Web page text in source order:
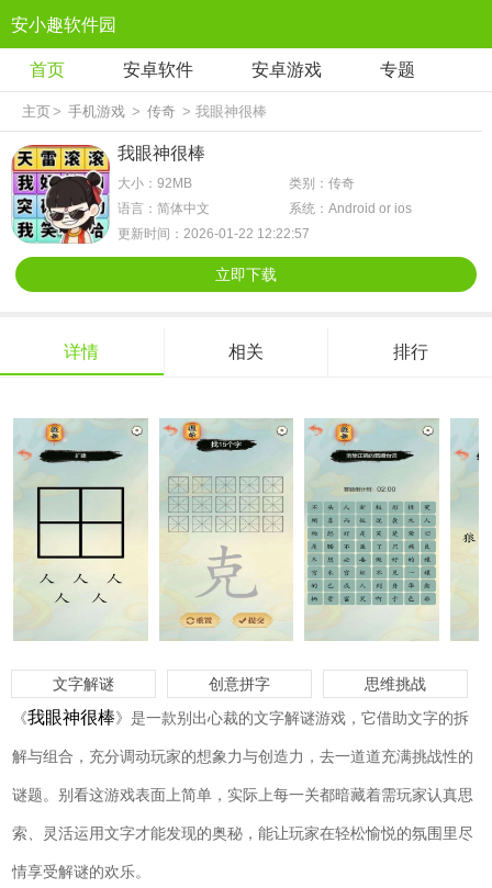
安小趣软件园
首页 安卓软件 安卓游戏 专题
主页> 手机游戏 > 传奇 > 我眼神很棒
我眼神很棒
大小：92MB
类别：传奇
语言：简体中文
系统：Android or ios
更新时间：2026-01-22 12:22:57
立即下载
详情 相关 排行
文字解谜 创意拼字
思维挑战
《我眼神很棒》是一款别出心裁的文字解谜游戏，它借助文字的拆
解与组合，充分调动玩家的想象力与创造力，去一道道充满挑战性的
谜题。别看这游戏表面上简单，实际上每一关都暗藏着需玩家认真思
索、灵活运用文字才能发现的奥秘，能让玩家在轻松愉悦的氛围里尽
情享受解谜的欢乐。